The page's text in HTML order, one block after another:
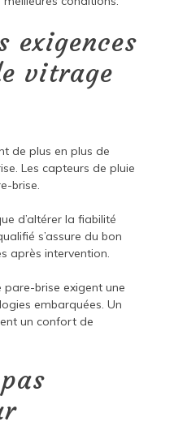
exigences
vitrage
de plus en plus de
Les capteurs de pluie
brise.
d’altérer la fiabilité
s’assure du bon
après intervention.
pare-brise exigent une
embarquées. Un
un confort de